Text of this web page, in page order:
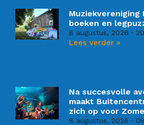
Muziekvereniging
boeken en
8 augustus, 2026
Lees verder »
Na succesvolle
maakt
zich op voor
8 augustus, 2026